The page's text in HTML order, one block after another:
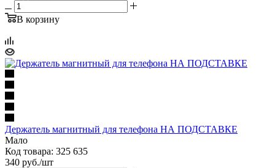
В корзину
Держатель магнитный для телефона НА ПОДСТАВКЕ
Мало
Код товара: 325 635
340 руб./шт